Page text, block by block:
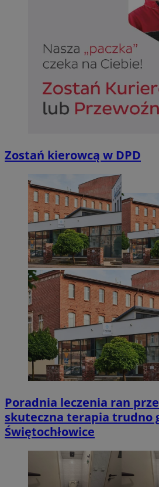
Zostań kierowcą w DPD
Poradnia leczenia ran
skuteczna terapia trudno
Świętochłowice